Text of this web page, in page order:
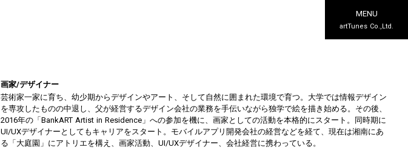
画家/デザイナー
芸術家一家に育ち、幼少期からデザインやアート、そして自然に囲まれた環境で育つ。大学では情報デザイン
を専攻したものの中退し、父が経営するデザイン会社の業務を手伝いながら独学で絵を描き始める。その後、
2016年の「BankART Artist in Residence」への参加を機に、画家としての活動を本格的にスタート。同時期に
UI/UXデザイナーとしてもキャリアをスタート。モバイルアプリ開発会社の経営などを経て、現在は湘南にあ
る「大庭園」にアトリエを構え、画家活動、UI/UXデザイナー、会社経営に携わっている。
MENU
artTunes Co.,Ltd.